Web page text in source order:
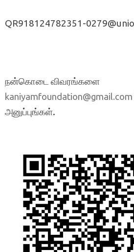
QR918124782351-
நன்கொடை விவரங்களை
kaniyamfoundation@gmail.com
அனுப்புங்கள்.